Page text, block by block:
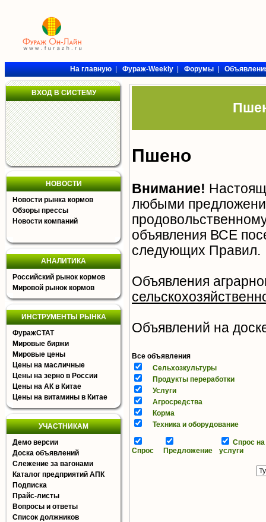
На главную|Фураж-Weekly|Форумы|
ВХОД В СИСТЕМУ
НОВОСТИ
Новости рынка кормов
Обзоры прессы
Новости компаний
АНАЛИТИКА
Российский рынок кормов
Мировой рынок кормов
ИНСТРУМЕНТЫ РЫНКА
ФуражСТАТ
Мировые биржи
Мировые цены
Цены на масличные
Цены на зерно в России
Цены на АК в Китае
Цены на витамины в Китае
УЧАСТНИКАМ
Демо версии
Доска объявлений
Слежение за вагонами
Каталог предприятий АПК
Подписка
Прайс-листы
Вопросы и ответы
Список должников
Пшено
Внимание!
любыми
объявления ВСЕ
следующих Правил.
Объявления
Объявлений на
Все объявления
Сельхозкультуры
Продукты переработки
Услуги
Агросредства
Корма
Техника и оборудование
Спрос Предложение
Спрос на
услуги